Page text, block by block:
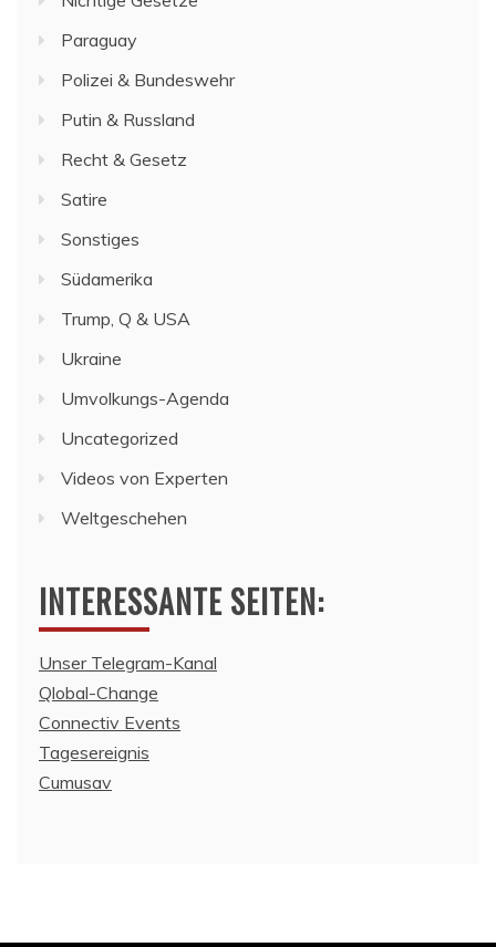
Paraguay
Polizei & Bundeswehr
Putin & Russland
Recht & Gesetz
Satire
Sonstiges
Südamerika
Trump, Q & USA
Ukraine
Umvolkungs-Agenda
Uncategorized
Videos von Experten
Weltgeschehen
INTERESSANTE SEITEN:
Unser Telegram-Kanal
Qlobal-Change
Connectiv Events
Tagesereignis
Cumusav